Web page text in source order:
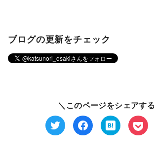
ブログの更新をチェック
＼このページをシェアす